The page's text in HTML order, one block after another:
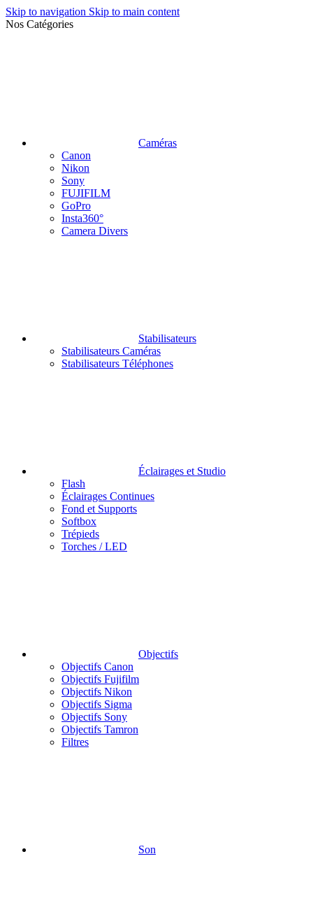
Skip to navigation Skip to main content
Nos Catégories
Caméras
Canon
Nikon
Sony
FUJIFILM
GoPro
Insta360°
Camera Divers
Stabilisateurs
Stabilisateurs Caméras
Stabilisateurs Téléphones
Éclairages et Studio
Flash
Éclairages Continues
Fond et Supports
Softbox
Trépieds
Torches / LED
Objectifs
Objectifs Canon
Objectifs Fujifilm
Objectifs Nikon
Objectifs Sigma
Objectifs Sony
Objectifs Tamron
Filtres
Son